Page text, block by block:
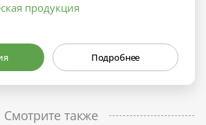
продукция
Подробнее
Смотрите также